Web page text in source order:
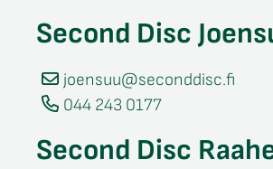
Second Disc
joensuu@seconddisc.fi
044 243 0177
Second Disc